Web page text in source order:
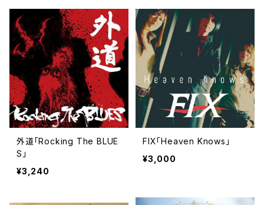
外道「Rocking The BLUE
S」
¥3,240
FIX「Heaven Knows」
¥3,000